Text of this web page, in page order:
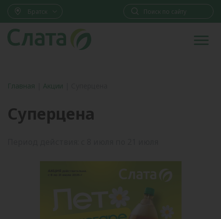
Братск
Главная Акции
Суперцена